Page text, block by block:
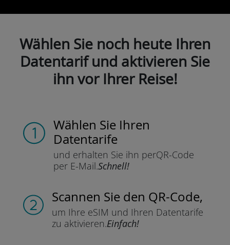
Wählen Sie noch heute Ihren
Datentarif und aktivieren Sie
ihn vor Ihrer Reise!
Wählen Sie Ihren
Datentarife
und erhalten Sie ihn perQR-Code
per E-Mail.Schnell!
Scannen Sie den QR-Code,
um Ihre eSIM und Ihren Datentarife
zu aktivieren.Einfach!